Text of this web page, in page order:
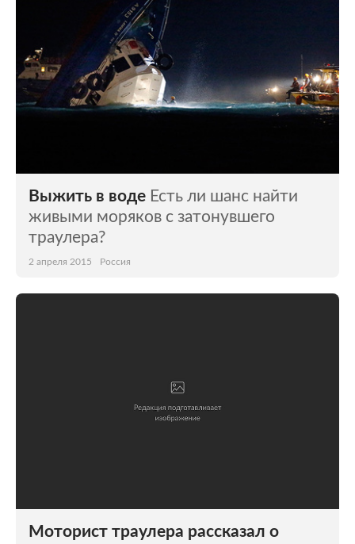
Выжить в воде Есть ли шанс найти
живыми моряков с затонувшего
траулера?
2 апреля 2015 Россия
Моторист траулера рассказал о